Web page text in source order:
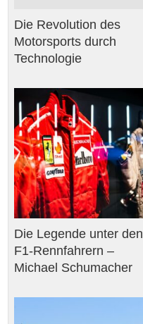
Die Revolution des
Motorsports durch
Technologie
Die Legende unter den
F1-Rennfahrern –
Michael Schumacher